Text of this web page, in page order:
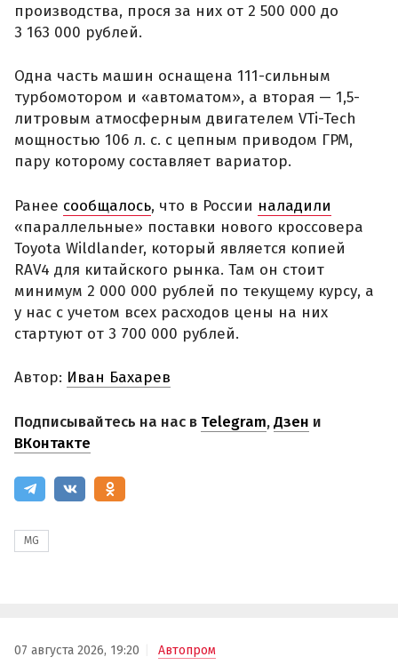
производства, прося за них от 2 500 000 до
3 163 000 рублей.
Одна часть машин оснащена 111-сильным
турбомотором и «автоматом», а вторая — 1,5-
литровым атмосферным двигателем VTi-Tech
мощностью 106 л. с. с цепным приводом ГРМ,
пару которому составляет вариатор.
Ранее сообщалось, что в России наладили
«параллельные» поставки нового кроссовера
Toyota Wildlander, который является копией
RAV4 для китайского рынка. Там он стоит
минимум 2 000 000 рублей по текущему курсу, а
у нас с учетом всех расходов цены на них
стартуют от 3 700 000 рублей.
Автор: Иван Бахарев
Подписывайтесь на нас в Telegram,Дзен и
ВКонтакте
MG
07 августа 2026, 19:20 Автопром